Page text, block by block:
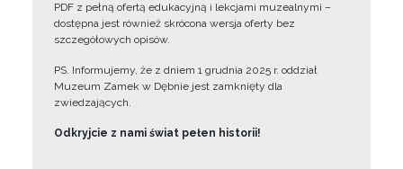
PDF z pełną ofertą edukacyjną i lekcjami muzealnymi –
dostępna jest również skrócona wersja oferty bez
szczegółowych opisów.
PS. Informujemy, że z dniem 1 grudnia 2025 r. oddział
Muzeum Zamek w Dębnie jest zamknięty dla
zwiedzających.
Odkryjcie z nami świat pełen historii!